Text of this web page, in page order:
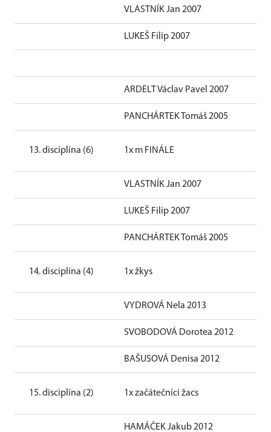
VLASTNÍK Jan 2007
LUKEŠ Filip 2007
ARDELT Václav Pavel 2007
PANCHÁRTEK Tomáš 2005
13. disciplína (6) 1x m FINÁLE
VLASTNÍK Jan 2007
LUKEŠ Filip 2007
PANCHÁRTEK Tomáš 2005
14. disciplína (4) 1x žkys
VYDROVÁ Nela 2013
SVOBODOVÁ Dorotea 2012
BAŠUSOVÁ Denisa 2012
15. disciplína (2) 1x začátečníci žacs
HAMÁČEK Jakub 2012